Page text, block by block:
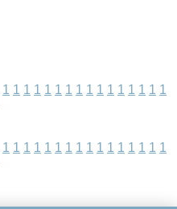
1 1 1 1 1 1 1 1 1 1 1 1 1 1 1 1
1 1 1 1 1 1 1 1 1 1 1 1 1 1 1 1